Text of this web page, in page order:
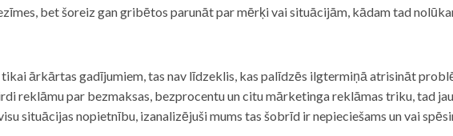
bet šoreiz gan gribētos parunāt par mērķi vai situācijām, kādam tad
ārkārtas gadījumiem, tas nav līdzeklis, kas palīdzēs ilgtermiņā atrisināt
reklāmu par bezmaksas, bezprocentu un citu mārketinga reklāmas triku, tad
situācijas nopietnību, izanalizējuši mums tas šobrīd ir nepieciešams un vai